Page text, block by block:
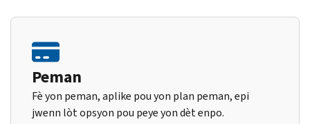
Peman
Fè yon peman, aplike pou yon plan peman, epi
jwenn lòt opsyon pou peye yon dèt enpo.